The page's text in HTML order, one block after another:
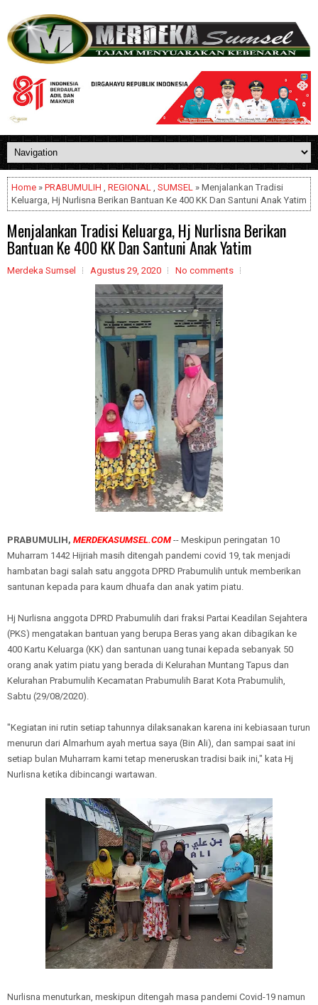
Home » PRABUMULIH , REGIONAL , SUMSEL » Menjalankan Tradisi
Keluarga, Hj Nurlisna Berikan Bantuan Ke 400 KK Dan Santuni Anak Yatim
Menjalankan Tradisi Keluarga, Hj Nurlisna Berikan
Bantuan Ke 400 KK Dan Santuni Anak Yatim
Merdeka Sumsel Agustus 29, 2020 No comments
PRABUMULIH, MERDEKASUMSEL.COM -- Meskipun peringatan 10
Muharram 1442 Hijriah masih ditengah pandemi covid 19, tak menjadi
hambatan bagi salah satu anggota DPRD Prabumulih untuk memberikan
santunan kepada para kaum dhuafa dan anak yatim piatu.
Hj Nurlisna anggota DPRD Prabumulih dari fraksi Partai Keadilan Sejahtera
(PKS) mengatakan bantuan yang berupa Beras yang akan dibagikan ke
400 Kartu Keluarga (KK) dan santunan uang tunai kepada sebanyak 50
orang anak yatim piatu yang berada di Kelurahan Muntang Tapus dan
Kelurahan Prabumulih Kecamatan Prabumulih Barat Kota Prabumulih,
Sabtu (29/08/2020).
"Kegiatan ini rutin setiap tahunnya dilaksanakan karena ini kebiasaan turun
menurun dari Almarhum ayah mertua saya (Bin Ali), dan sampai saat ini
setiap bulan Muharram kami tetap meneruskan tradisi baik ini," kata Hj
Nurlisna ketika dibincangi wartawan.
Nurlisna menuturkan, meskipun ditengah masa pandemi Covid-19 namun